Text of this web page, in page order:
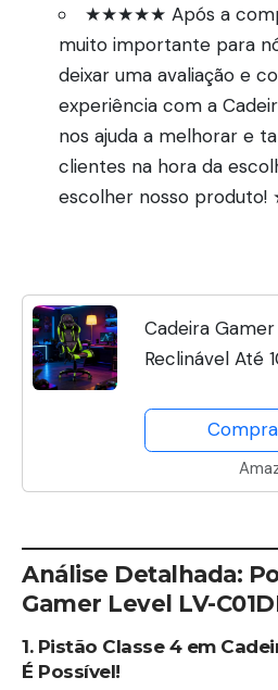
★★★★★ Após a
muito importante para
deixar uma avaliação e
experiência com a
nos ajuda a melhorar e
clientes na hora da
escolher nosso
Cadeira
Reclinável Até
Cervical,
Sessões
Análise Detalhada:
Gamer Level LV-
1. Pistão Classe 4 em
É Possível!